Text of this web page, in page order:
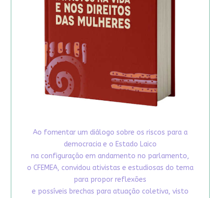
Ao fomentar um diálogo sobre os riscos para a
democracia e o Estado Laico
na configuração em andamento no parlamento,
o CFEMEA, convidou ativistas e estudiosas do tema
para propor reflexões
e possíveis brechas para atuação coletiva, visto